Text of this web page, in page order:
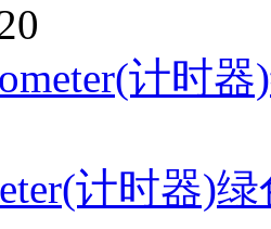
计时
计时器)